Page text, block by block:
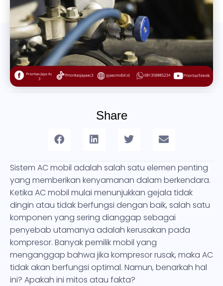
Share
Sistem AC mobil adalah salah satu elemen penting
yang memberikan kenyamanan dalam berkendara.
Ketika AC mobil mulai menunjukkan gejala tidak
dingin atau tidak berfungsi dengan baik, salah satu
komponen yang sering dianggap sebagai
penyebab utamanya adalah kerusakan pada
kompresor. Banyak pemilik mobil yang
menganggap bahwa jika kompresor rusak, maka AC
tidak akan berfungsi optimal. Namun, benarkah hal
ini? Apakah ini mitos atau fakta?